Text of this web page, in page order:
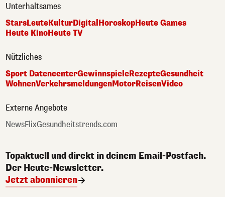
Unterhaltsames
StarsLeuteKulturDigital HoroskopHeute Games
Heute KinoHeute TV
Nützliches
Sport DatencenterGewinnspieleRezepteGesundheit
WohnenVerkehrsmeldungenMotorReisenVideo
Externe Angebote
NewsFlixGesundheitstrends.com
Topaktuell und direkt in deinem Email-Postfach.
Der Heute-Newsletter.
Jetzt abonnieren